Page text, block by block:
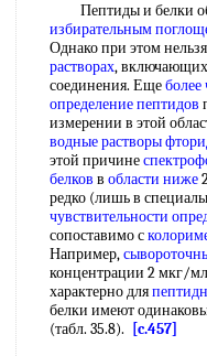
Пептиды и белки
избирательным
Однако при этом нельзя
растворах,
соединения. Ещеболее
определение пептидов
измерении в этой
водные растворы
этой причине
белков в области ниже
редко (лишь в
чувствительности
сопоставимо с
Например,
концентрации 2 мкг/
характерно для
белки имеют
(табл. 35.8).
[c.457]